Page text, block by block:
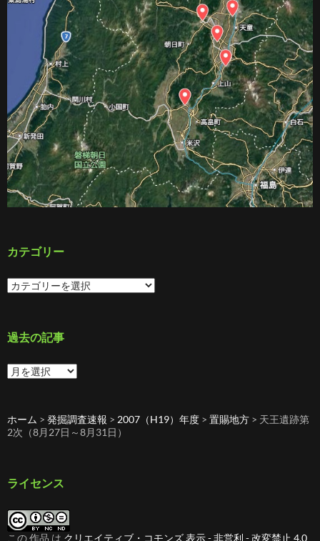
カテゴリー
カ
テ
ー
過去の記事
過
去
事
ホーム > 発掘調査速報 > 2007（H19）年度 > 置賜地方 > 天王遺跡第
2次（8月27日～8月31日）
ライセンス
この 作品 は クリエイティブ・コモンズ 表示 - 非営利 - 改変禁止 4.0